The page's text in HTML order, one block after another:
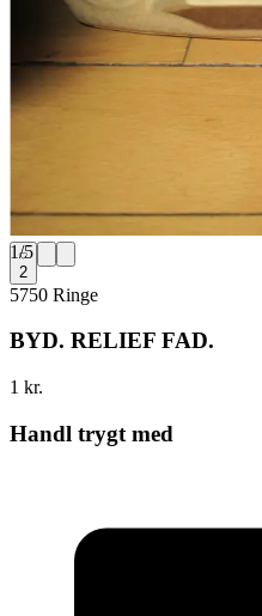
1/5
2
5750 Ringe
BYD. RELIEF FAD.
1 kr.
Handl trygt med